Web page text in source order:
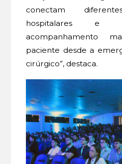
conectam
hospitalares e
acompanhamento
paciente desde a
cirúrgico”, destaca.